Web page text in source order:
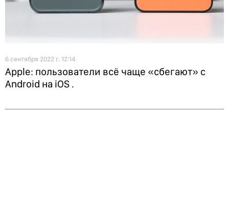
6 сентября 2022 г. 12:14
Apple: пользователи всё чаще «сбегают» с
Android на iOS .